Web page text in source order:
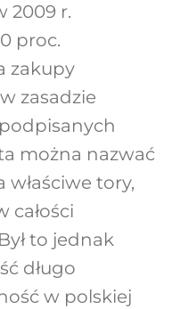
2009 r.
proc.
zakupy
zasadzie
można nazwać
tory,
całości
to jednak
długo
w polskiej